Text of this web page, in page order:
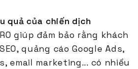
quả của chiến dịch
giúp đảm bảo rằng khách
quảng cáo Google Ads,
email marketing... có nhiều